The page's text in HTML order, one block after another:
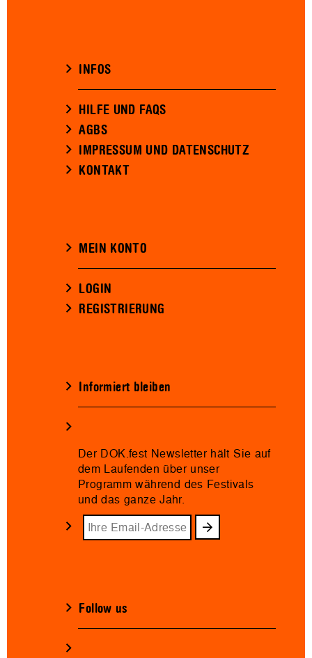
INFOS
HILFE UND FAQS
AGBS
IMPRESSUM UND DATENSCHUTZ
KONTAKT
MEIN KONTO
LOGIN
REGISTRIERUNG
Informiert bleiben
Der DOK.fest Newsletter hält Sie auf
dem Laufenden über unser
Programm während des Festivals
und das ganze Jahr.
Follow us